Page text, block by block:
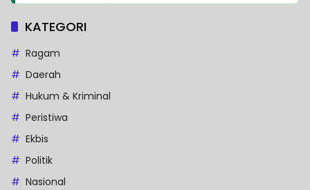
KATEGORI
Ragam
Daerah
Hukum & Kriminal
Peristiwa
Ekbis
Politik
Nasional